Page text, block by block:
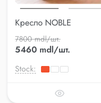
Кресло NOBLE
7800 mdl/шт.
5460 mdl/шт.
Stock: